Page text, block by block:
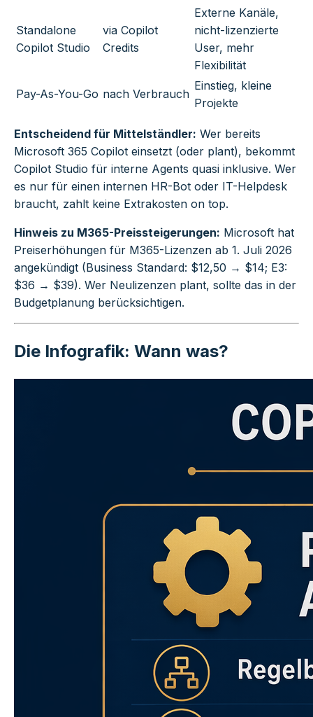
Standalone
Copilot Studio
via Copilot
Credits
Externe Kanäle,
nicht-lizenzierte
User, mehr
Flexibilität
Pay-As-You-Go nach Verbrauch
Einstieg, kleine
Projekte
Entscheidend für Mittelständler: Wer bereits
Microsoft 365 Copilot einsetzt (oder plant), bekommt
Copilot Studio für interne Agents quasi inklusive. Wer
es nur für einen internen HR-Bot oder IT-Helpdesk
braucht, zahlt keine Extrakosten on top.
Hinweis zu M365-Preissteigerungen: Microsoft hat
Preiserhöhungen für M365-Lizenzen ab 1. Juli 2026
angekündigt (Business Standard: $12,50 → $14; E3:
$36 → $39). Wer Neulizenzen plant, sollte das in der
Budgetplanung berücksichtigen.
Die Infografik: Wann was?